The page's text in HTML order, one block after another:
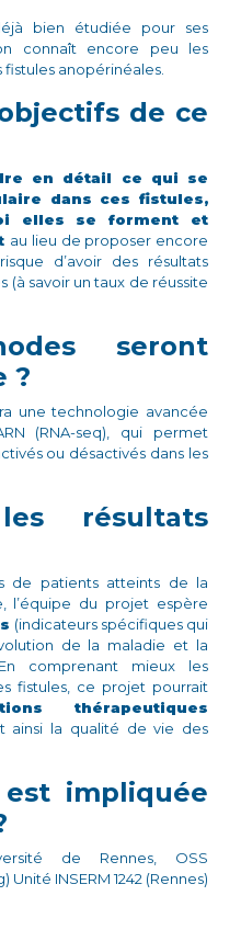
bien étudiée pour ses
connaît encore peu les
anopérinéales.
de ce
en détail ce qui se
dans ces fistules,
elles se forment et
au lieu de proposer encore
d’avoir des résultats
(à savoir un taux de réussite
seront
?
une technologie avancée
(RNA-seq), qui permet
ou désactivés dans les
résultats
de patients atteints de la
l’équipe du projet espère
(indicateurs spécifiques qui
de la maladie et la
comprenant mieux les
fistules, ce projet pourrait
thérapeutiques
ainsi la qualité de vie des
impliquée
de Rennes, OSS
INSERM 1242 (Rennes)